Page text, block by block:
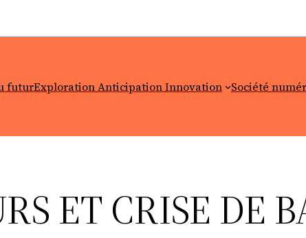
futurExploration Anticipation Innovation Société
ET CRISE DE